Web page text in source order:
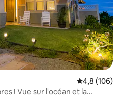
Évaluation
4,8 (106)
! Vue sur l'océan et la